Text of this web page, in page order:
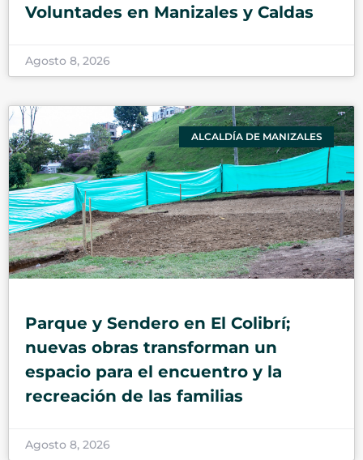
Voluntades en Manizales y Caldas
Agosto 8, 2026
ALCALDÍA DE MANIZALES
Parque y Sendero en El Colibrí;
nuevas obras transforman un
espacio para el encuentro y la
recreación de las familias
Agosto 8, 2026